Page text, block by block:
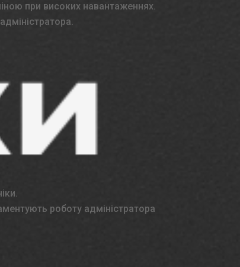
при високих навантаженнях.
роботу адміністратора